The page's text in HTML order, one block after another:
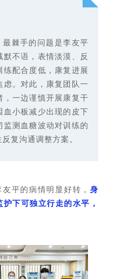
最棘手的问题是李友平
默不语，表情淡漠、反
练配合度低，康复进展
虑。对此，康复团队一
，一边谨慎开展康复干
血小板减少出现的皮下
监测血糖波动对训练的
复沟通调整方案。
平的病情明显好转， 身
下可独立行走的水平，